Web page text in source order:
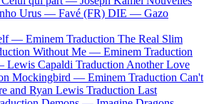
Urus — Favé (FR) DIE — Gazo
— Eminem Traduction The Real Slim
Without Me — Eminem Traduction
Lewis Capaldi Traduction Another Love
Mockingbird — Eminem Traduction Can't
and Ryan Lewis Traduction Last